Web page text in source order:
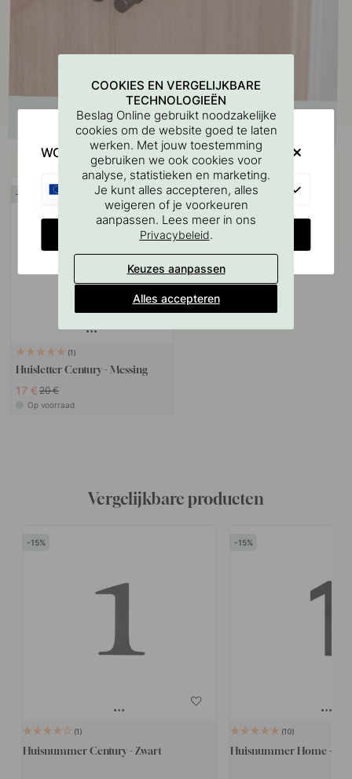
Koop samen met
1
Huisletter Century - Messing
17 € 20 €
Op voorraad
Vergelijkbare producten
15
1
Huisnummer Century - Zwart
15
10
Huisnummer Home -
COOKIES EN VERGELIJKBARE
TECHNOLOGIEËN
Beslag Online gebruikt noodzakelijke
cookies om de website goed te laten
werken. Met jouw toestemming
gebruiken we ook cookies voor
analyse, statistieken en marketing.
Je kunt alles accepteren, alles
weigeren of je voorkeuren
aanpassen. Lees meer in ons
Privacybeleid.
Keuzes aanpassen
Alles accepteren
WOULD YOU RATHER VISIT?
CHANGE COUNTRY